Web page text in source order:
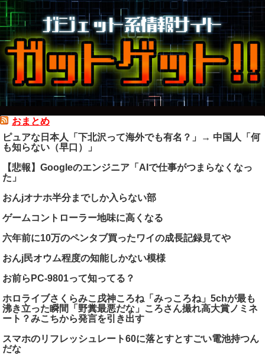
おまとめ
ピュアな日本人「下北沢って海外でも有名？」→ 中国人「何
も知らない（早口）」
【悲報】Googleのエンジニア「AIで仕事がつまらなくなっ
た」
おんjオナホ半分までしか入らない部
ゲームコントローラー地味に高くなる
六年前に10万のペンタブ買ったワイの成長記録見てや
おんj民オウム程度の知能しかない模様
お前らPC-9801って知ってる？
ホロライブさくらみこ戌神ころね「みっころね」5chが最も
沸き立った瞬間「野糞最悪だな」ころさん撮れ高大賞ノミネ
ート？みこちから発言を引き出す
スマホのリフレッシュレート60に落とすとすごい電池持つん
だな